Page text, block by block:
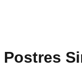
Postres